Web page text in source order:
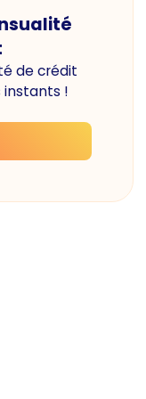
de crédit
instants !